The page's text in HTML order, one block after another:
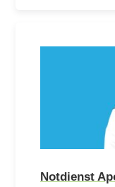
Notdienst